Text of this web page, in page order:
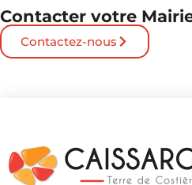
Contacter votre
Contactez-nous